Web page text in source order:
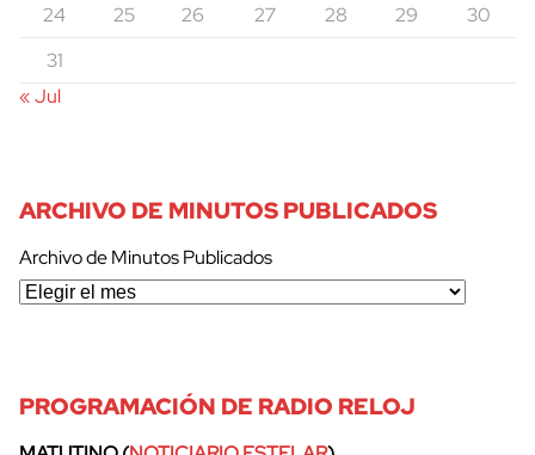
24
25 26 27 28 29
30
31
« Jul
ARCHIVO DE MINUTOS PUBLICADOS
Archivo de Minutos Publicados
PROGRAMACIÓN DE RADIO RELOJ